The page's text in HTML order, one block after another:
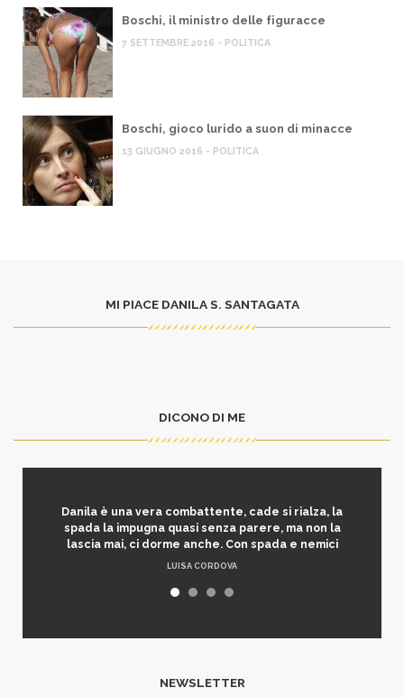
Boschi, il ministro delle figuracce
7 SETTEMBRE 2016 - POLITICA
Boschi, gioco lurido a suon di minacce
13 GIUGNO 2016 - POLITICA
MI PIACE DANILA S. SANTAGATA
DICONO DI ME
Danila è una vera combattente, cade si rialza, la
spada la impugna quasi senza parere, ma non la
lascia mai, ci dorme anche. Con spada e nemici
LUISA CORDOVA
NEWSLETTER